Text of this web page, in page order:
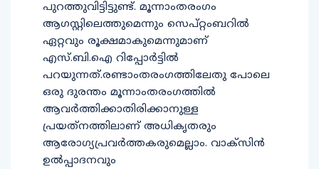
പുറത്തുവിട്ടിട്ടുണ്ട്. മൂന്നാംതരംഗം
ആഗസ്റ്റിലെത്തുമെന്നും സെപ്റ്റംബറില്‍
ഏറ്റവും രൂക്ഷമാകുമെന്നുമാണ്
എസ്.ബി.ഐ റിപ്പോര്‍ട്ടില്‍
പറയുന്നത്.രണ്ടാംതരംഗത്തിലേതു പോലെ
ഒരു ദുരന്തം മൂന്നാംതരംഗത്തില്‍
ആവര്‍ത്തിക്കാതിരിക്കാനുള്ള
പ്രയത്‌നത്തിലാണ് അധികൃതരും
ആരോഗ്യപ്രവര്‍ത്തകരുമെല്ലാം. വാക്‌സിന്‍
ഉല്‍പ്പാദനവും